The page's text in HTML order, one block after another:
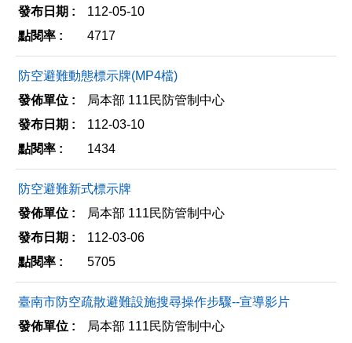
112-05-10
4717
防空避難動態標示牌(MP4檔)
局本部 111民防管制中心
112-03-10
1434
防空避難新式標示牌
局本部 111民防管制中心
112-03-06
5705
臺南市防空疏散避難設施搜尋操作步驟--宣導影片
局本部 111民防管制中心